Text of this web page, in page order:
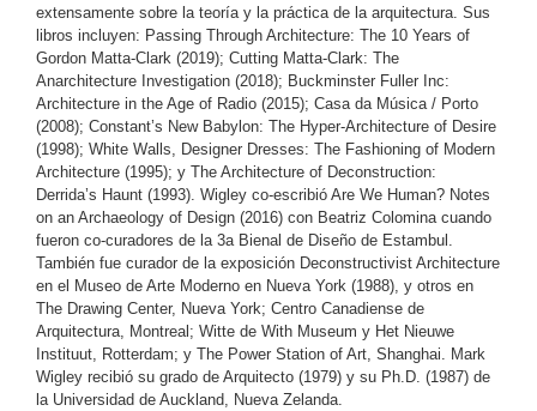
extensamente sobre la teoría y la práctica de la arquitectura. Sus
libros incluyen: Passing Through Architecture: The 10 Years of
Gordon Matta-Clark (2019); Cutting Matta-Clark: The
Anarchitecture Investigation (2018); Buckminster Fuller Inc:
Architecture in the Age of Radio (2015); Casa da Música / Porto
(2008); Constant’s New Babylon: The Hyper-Architecture of Desire
(1998); White Walls, Designer Dresses: The Fashioning of Modern
Architecture (1995); y The Architecture of Deconstruction:
Derrida’s Haunt (1993). Wigley co-escribió Are We Human? Notes
on an Archaeology of Design (2016) con Beatriz Colomina cuando
fueron co-curadores de la 3a Bienal de Diseño de Estambul.
También fue curador de la exposición Deconstructivist Architecture
en el Museo de Arte Moderno en Nueva York (1988), y otros en
The Drawing Center, Nueva York; Centro Canadiense de
Arquitectura, Montreal; Witte de With Museum y Het Nieuwe
Instituut, Rotterdam; y The Power Station of Art, Shanghai. Mark
Wigley recibió su grado de Arquitecto (1979) y su Ph.D. (1987) de
la Universidad de Auckland, Nueva Zelanda.